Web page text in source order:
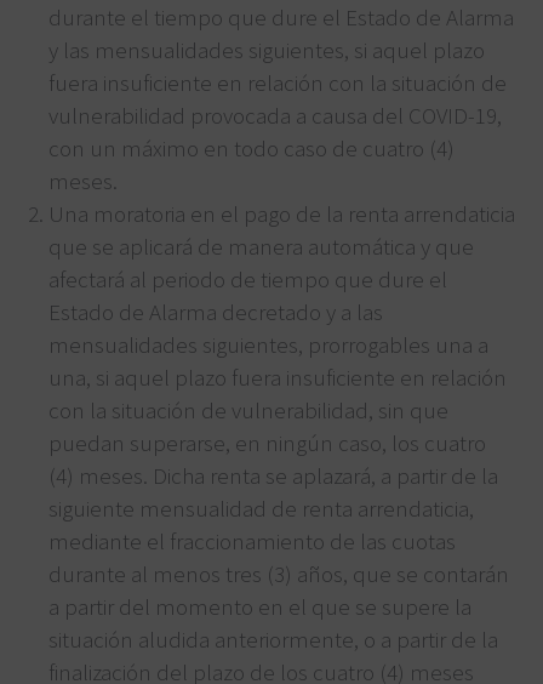
durante el tiempo que dure el Estado de Alarma
y las mensualidades siguientes, si aquel plazo
fuera insuficiente en relación con la situación de
vulnerabilidad provocada a causa del COVID-19,
con un máximo en todo caso de cuatro (4)
meses.
Una moratoria en el pago de la renta arrendaticia
que se aplicará de manera automática y que
afectará al periodo de tiempo que dure el
Estado de Alarma decretado y a las
mensualidades siguientes, prorrogables una a
una, si aquel plazo fuera insuficiente en relación
con la situación de vulnerabilidad, sin que
puedan superarse, en ningún caso, los cuatro
(4) meses. Dicha renta se aplazará, a partir de la
siguiente mensualidad de renta arrendaticia,
mediante el fraccionamiento de las cuotas
durante al menos tres (3) años, que se contarán
a partir del momento en el que se supere la
situación aludida anteriormente, o a partir de la
finalización del plazo de los cuatro (4) meses